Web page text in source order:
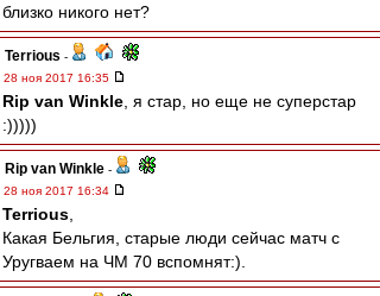
близко никого нет?
Terrious -
28 ноя 2017 16:35
Rip van Winkle , я стар, но еще не суперстар
:)))))
Rip van Winkle -
28 ноя 2017 16:34
Terrious
Какая Бельгия, старые люди сейчас матч с
Уругваем на ЧМ 70 вспомнят:).